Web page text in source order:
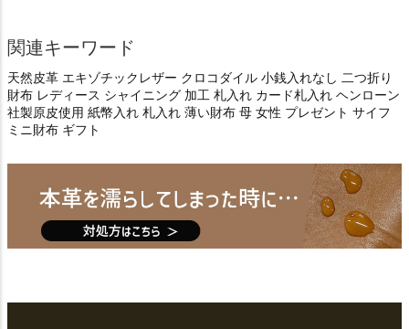
関連キーワード
天然皮革 エキゾチックレザー クロコダイル 小銭入れなし 二つ折り
財布 レディース シャイニング 加工 札入れ カード札入れ ヘンローン
社製原皮使用 紙幣入れ 札入れ 薄い財布 母 女性 プレゼント サイフ
ミニ財布 ギフト